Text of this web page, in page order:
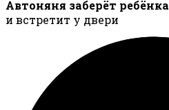
Автоняня заберёт ребёнка
и встретит у двери